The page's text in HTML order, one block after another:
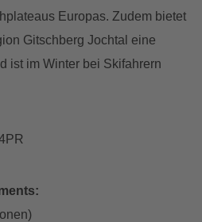
Europas. Zudem bietet
Gitschberg Jochtal eine
ist im Winter bei Skifahrern